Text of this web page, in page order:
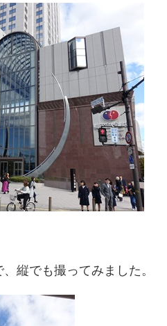
縦でも撮ってみました。